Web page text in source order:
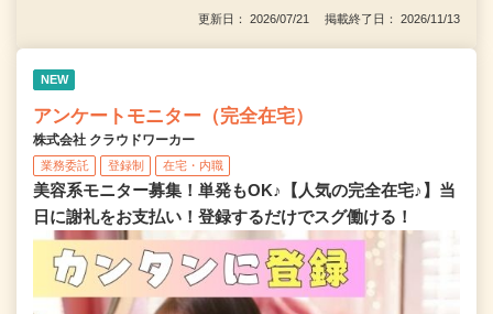
更新日： 2026/07/21 掲載終了日： 2026/11/13
NEW
アンケートモニター（完全在宅）
株式会社 クラウドワーカー
業務委託 登録制 在宅・内職
美容系モニター募集！単発もOK♪【人気の完全在宅♪】当
日に謝礼をお支払い！登録するだけでスグ働ける！